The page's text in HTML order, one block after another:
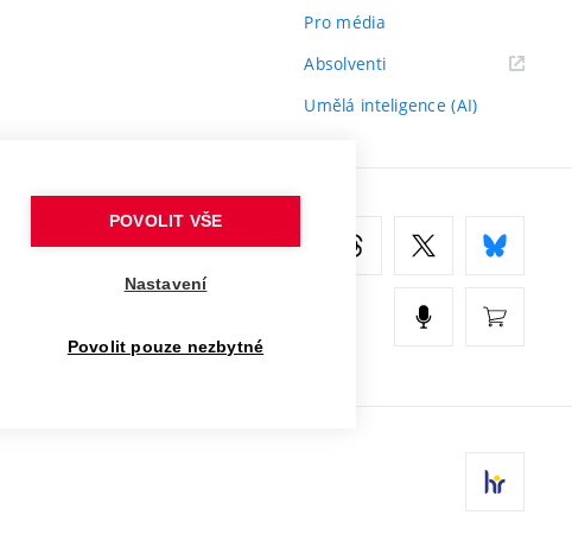
Pro média
Absolventi(externí
Umělá inteligence (AI)
POVOLIT VŠE
Nastavení
Povolit pouze nezbytné